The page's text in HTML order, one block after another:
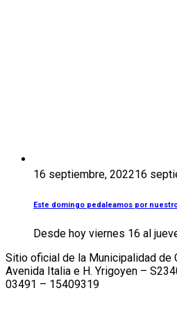
16 septiembre, 202216
Este domingo pedaleamos por
Desde hoy viernes 16 al
Sitio oficial de la Municipalidad de
Avenida Italia e H. Yrigoyen –
03491 – 15409319